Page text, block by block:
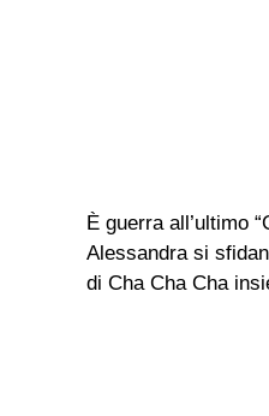
È guerra all’ultimo
Alessandra si
di Cha Cha Cha